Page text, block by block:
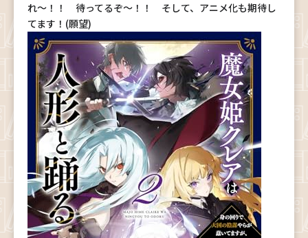
れ～！！ 待ってるぞ～！！ そして、アニメ化も期待し
てます！(願望)